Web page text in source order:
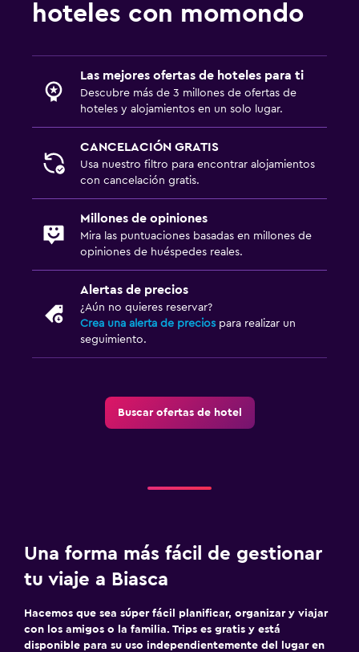
hoteles con momondo
Las mejores ofertas de hoteles para ti
Descubre más de 3 millones de ofertas de
hoteles y alojamientos en un solo lugar.
CANCELACIÓN GRATIS
Usa nuestro filtro para encontrar alojamientos
con cancelación gratis.
Millones de opiniones
Mira las puntuaciones basadas en millones de
opiniones de huéspedes reales.
Alertas de precios
¿Aún no quieres reservar?
Crea una alerta de precios para realizar un
seguimiento.
Buscar ofertas de hotel
Una forma más fácil de gestionar
tu viaje a Biasca
Hacemos que sea súper fácil planificar, organizar y viajar
con los amigos o la familia. Trips es gratis y está
disponible para su uso independientemente del lugar en